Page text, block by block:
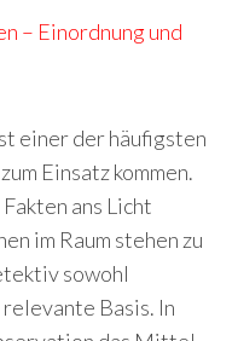
– Einordnung und
einer der häufigsten
Einsatz kommen.
ans Licht
im Raum stehen zu
sowohl
Basis. In